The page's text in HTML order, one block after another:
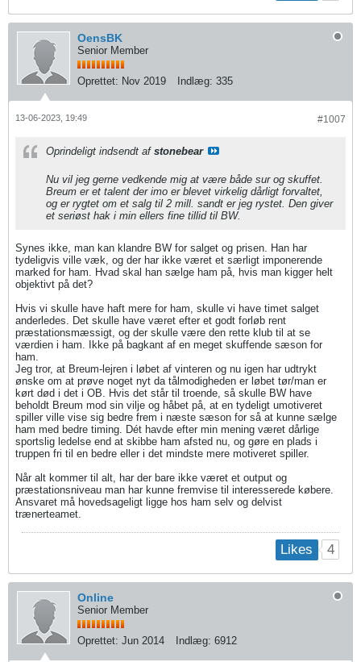
OensBK
Senior Member
Oprettet: Nov 2019 Indlæg: 335
#1007
13-06-2023, 19:49
Oprindeligt indsendt af stonebear
Nu vil jeg gerne vedkende mig at være både sur og skuffet.
Breum er et talent der imo er blevet virkelig dårligt forvaltet,
og er rygtet om et salg til 2 mill. sandt er jeg rystet. Den giver
et seriøst hak i min ellers fine tillid til BW.
Synes ikke, man kan klandre BW for salget og prisen. Han har
tydeligvis ville væk, og der har ikke været et særligt imponerende
marked for ham. Hvad skal han sælge ham på, hvis man kigger helt
objektivt på det?
Hvis vi skulle have haft mere for ham, skulle vi have timet salget
anderledes. Det skulle have været efter et godt forløb rent
præstationsmæssigt, og der skulle være den rette klub til at se
værdien i ham. Ikke på bagkant af en meget skuffende sæson for
ham.
Jeg tror, at Breum-lejren i løbet af vinteren og nu igen har udtrykt
ønske om at prøve noget nyt da tålmodigheden er løbet tør/man er
kørt død i det i OB. Hvis det står til troende, så skulle BW have
beholdt Breum mod sin vilje og håbet på, at en tydeligt umotiveret
spiller ville vise sig bedre frem i næste sæson for så at kunne sælge
ham med bedre timing. Dét havde efter min mening været dårlige
sportslig ledelse end at skibbe ham afsted nu, og gøre en plads i
truppen fri til en bedre eller i det mindste mere motiveret spiller.
Når alt kommer til alt, har der bare ikke været et output og
præstationsniveau man har kunne fremvise til interesserede købere.
Ansvaret må hovedsageligt ligge hos ham selv og delvist
trænerteamet.
Likes 4
Online
Senior Member
Oprettet: Jun 2014 Indlæg: 6912